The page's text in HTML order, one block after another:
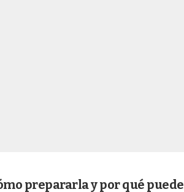
prepararla y por qué puede